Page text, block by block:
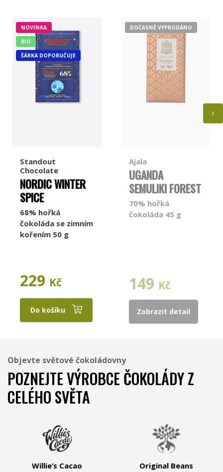
NOVINKA
BIO
ŠÁRKA DOPORUČUJE
Standout
Chocolate
NORDIC WINTER
SPICE
68% hořká
čokoláda se zimním
kořením 50 g
229 Kč
Do košíku
DOČASNĚ VYPRODÁNO
Ajala
UGANDA
SEMULIKI FOREST
70% hořká
čokoláda 45 g
149 Kč
Zobrazit detail
Objevte světové čokoládovny
POZNEJTE VÝROBCE ČOKOLÁDY Z
CELÉHO SVĚTA
Willie’s Cacao Original Beans